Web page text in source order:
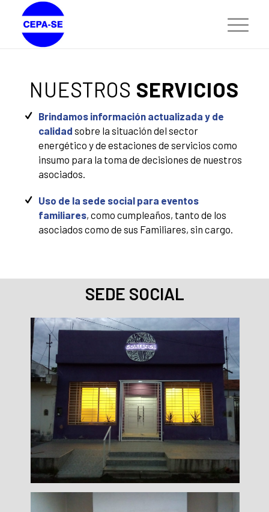
NUESTROS SERVICIOS
Brindamos información actualizada y de
calidad sobre la situación del sector
energético y de estaciones de servicios como
insumo para la toma de decisiones de nuestros
asociados.
Uso de la sede social para eventos
familiares, como cumpleaños, tanto de los
asociados como de sus Familiares, sin cargo.
SEDE SOCIAL